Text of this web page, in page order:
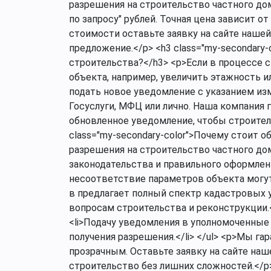
разрешения на строительство частного
по запросу" рублей. Точная цена зависит
стоимости оставьте заявку на сайте
предложение.</p> <h3 class="my-
строительства?</h3> <p>Если в
объекта, например, увеличить этажность
подать новое уведомление с указанием
Госуслуги, МФЦ или лично. Наша компания
обновленное уведомление, чтобы
class="my-secondary-color">Почему стоит
разрешения на строительство частного
законодательства и правильного
несоответствие параметров объекта
в предлагает полный спектр кадастровых
вопросам строительства и
<li>Подачу уведомления в
получения разрешения.</li> </ul> <p>Мы
прозрачным. Оставьте заявку на сайте
строительство без лишних сложностей.</